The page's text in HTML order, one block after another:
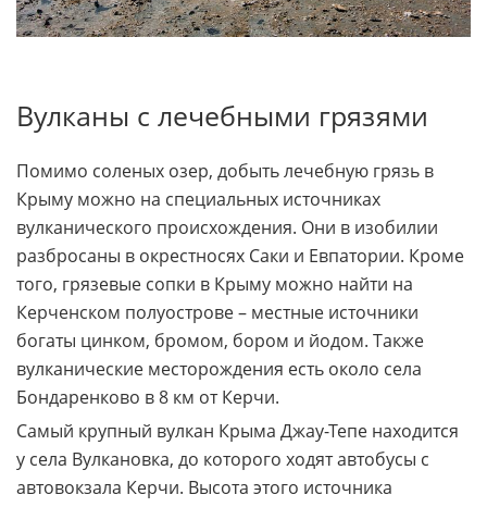
Вулканы с лечебными грязями
Помимо соленых озер, добыть лечебную грязь в
Крыму можно на специальных источниках
вулканического происхождения. Они в изобилии
разбросаны в окрестносях Саки и Евпатории. Кроме
того, грязевые сопки в Крыму можно найти на
Керченском полуострове – местные источники
богаты цинком, бромом, бором и йодом. Также
вулканические месторождения есть около села
Бондаренково в 8 км от Керчи.
Самый крупный вулкан Крыма Джау-Тепе находится
у села Вулкановка, до которого ходят автобусы с
автовокзала Керчи. Высота этого источника